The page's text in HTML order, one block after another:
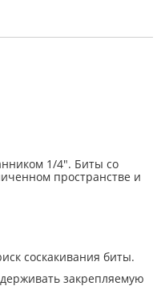
1/4″. Биты со
пространстве и
соскакивания биты.
закрепляемую